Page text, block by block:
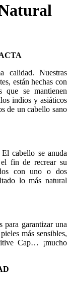
calidad. Nuestras
están hechas con
que se mantienen
indios y asiáticos
de un cabello sano
cabello se anuda
fin de recrear su
con uno o dos
lo más natural
para garantizar una
más sensibles,
Cap… ¡mucho